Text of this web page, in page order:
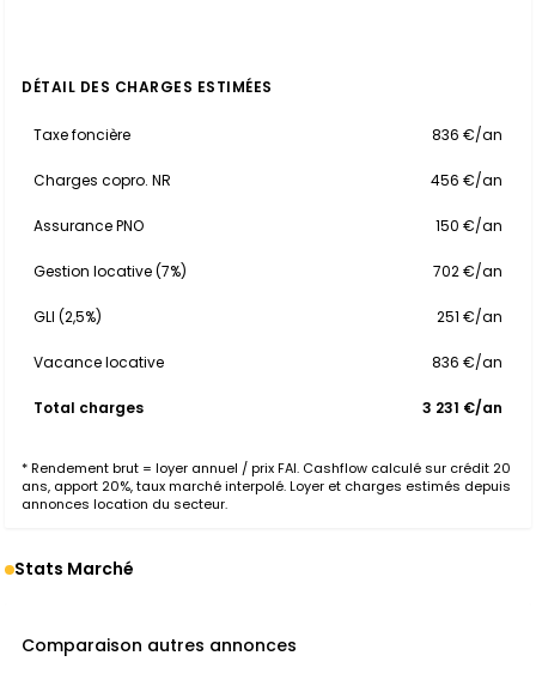
DÉTAIL DES CHARGES ESTIMÉES
Taxe foncière 836 €/an
Charges copro. NR 456 €/an
Assurance PNO 150 €/an
Gestion locative (7%) 702 €/an
GLI (2,5%) 251 €/an
Vacance locative 836 €/an
Total charges 3 231 €/an
* Rendement brut = loyer annuel / prix FAI. Cashflow calculé sur crédit 20
ans, apport 20%, taux marché interpolé. Loyer et charges estimés depuis
annonces location du secteur.
Stats Marché
Comparaison autres annonces